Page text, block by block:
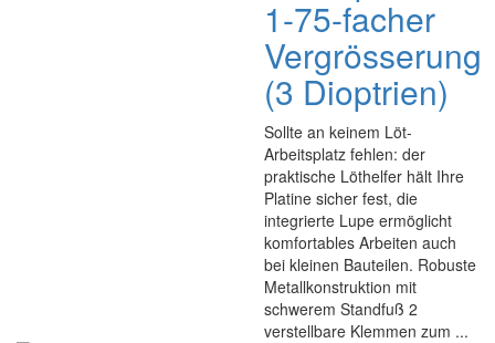
1-75-facher
Vergrösserung
(3 Dioptrien)
Sollte an keinem Löt-
Arbeitsplatz fehlen: der
praktische Löthelfer hält Ihre
Platine sicher fest, die
integrierte Lupe ermöglicht
komfortables Arbeiten auch
bei kleinen Bauteilen. Robuste
Metallkonstruktion mit
schwerem Standfuß 2
verstellbare Klemmen zum ...